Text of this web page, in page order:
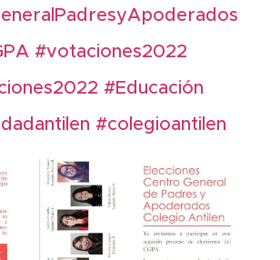
#votaciones2022
#Educación
#colegioantilen